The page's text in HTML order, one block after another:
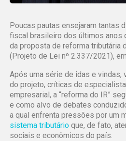
Poucas pautas ensejaram tantas
fiscal brasileiro dos últimos anos
da proposta de reforma tributária
(Projeto de Lei nº 2.337/2021),
Após uma série de idas e
do projeto, críticas de
empresarial, a “reforma do IR”
e como alvo de debates
a qual enfrenta pressões por um
sistema tributário que, de fato,
sociais e econômicos do país.